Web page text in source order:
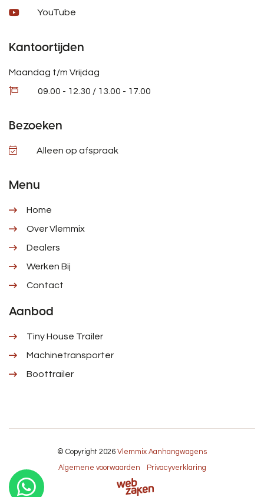
YouTube
Kantoortijden
Maandag t/m Vrijdag
09.00 - 12.30 / 13.00 - 17.00
Bezoeken
Alleen op afspraak
Menu
Home
Over Vlemmix
Dealers
Werken Bij
Contact
Aanbod
Tiny House Trailer
Machinetransporter
Boottrailer
© Copyright 2026 Vlemmix Aanhangwagens
Algemene voorwaarden Privacyverklaring